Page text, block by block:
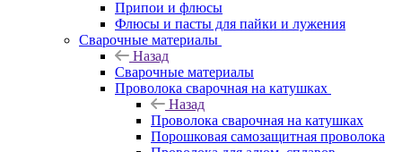
Припои и флюсы
Флюсы и пасты для пайки и лужения
Сварочные материалы
Назад
Сварочные материалы
Проволока сварочная на катушках
Назад
Проволока сварочная на катушках
Порошковая самозащитная проволока